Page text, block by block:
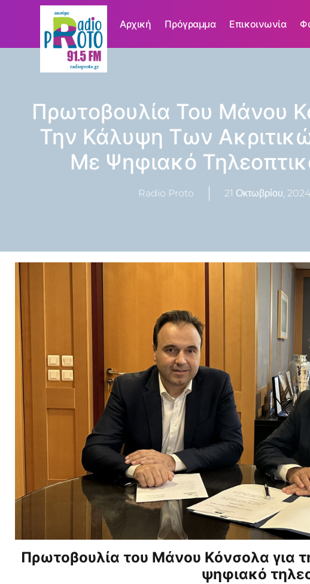
Αρχική Πρόγραμμα Επικοινωνία
Πρωτοβουλία Του Μάνου
Την Κάλυψη Των
Με Ψηφιακό
Radio Proto 21 Οκτωβρίου, 2024
Πρωτοβουλία του Μάνου Κόνσολα για
ψηφιακό